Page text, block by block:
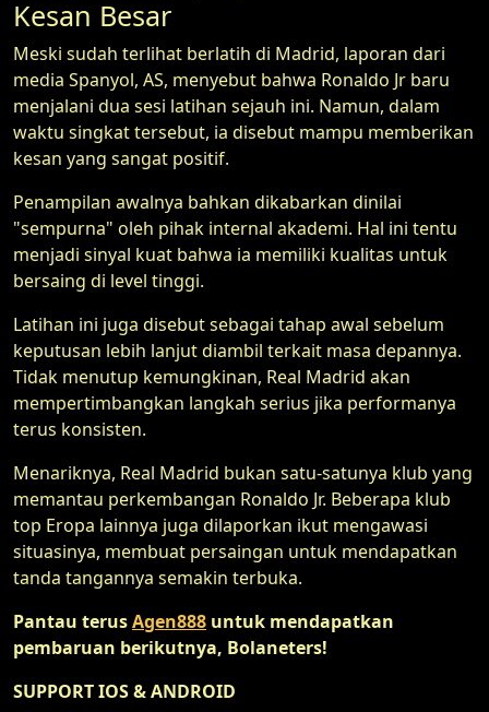
Kesan Besar
Meski sudah terlihat berlatih di Madrid, laporan dari
media Spanyol, AS, menyebut bahwa Ronaldo Jr baru
menjalani dua sesi latihan sejauh ini. Namun, dalam
waktu singkat tersebut, ia disebut mampu memberikan
kesan yang sangat positif.
Penampilan awalnya bahkan dikabarkan dinilai
"sempurna" oleh pihak internal akademi. Hal ini tentu
menjadi sinyal kuat bahwa ia memiliki kualitas untuk
bersaing di level tinggi.
Latihan ini juga disebut sebagai tahap awal sebelum
keputusan lebih lanjut diambil terkait masa depannya.
Tidak menutup kemungkinan, Real Madrid akan
mempertimbangkan langkah serius jika performanya
terus konsisten.
Menariknya, Real Madrid bukan satu-satunya klub yang
memantau perkembangan Ronaldo Jr. Beberapa klub
top Eropa lainnya juga dilaporkan ikut mengawasi
situasinya, membuat persaingan untuk mendapatkan
tanda tangannya semakin terbuka.
Pantau terusAgen888 untuk mendapatkan
pembaruan berikutnya, Bolaneters!
SUPPORT IOS & ANDROID